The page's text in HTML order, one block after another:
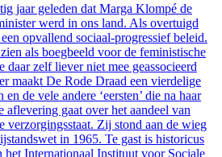
jaar geleden dat Marga Klompé de
werd in ons land. Als overtuigd
opvallend sociaal-progressief beleid.
als boegbeeld voor de feministische
daar zelf liever niet mee geassocieerd
maakt De Rode Draad een vierdelige
de vele andere ‘eersten’ die na haar
aflevering gaat over het aandeel van
verzorgingsstaat. Zij stond aan de wieg
in 1965. Te gast is historicus
het Internationaal Instituut voor Sociale